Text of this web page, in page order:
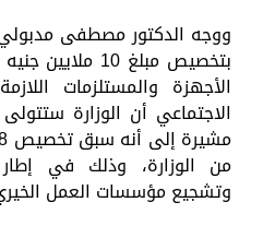
ووجه الدكتور مصطفى مدبولي
بتخصيص مبلغ
الأجهزة والمستلزمات
الاجتماعي أن الوزارة
من الوزارة، وذلك في
وتشجيع مؤسسات العمل